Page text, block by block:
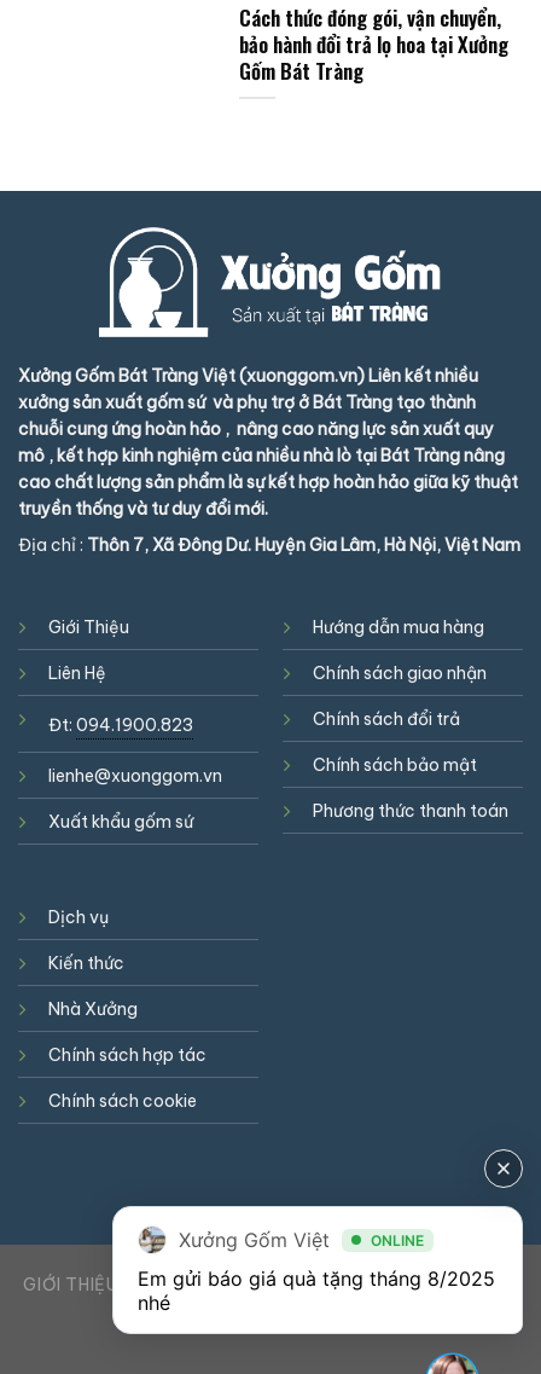
Cách thức đóng gói, vận chuyển,
bảo hành đổi trả lọ hoa tại Xưởng
Gốm Bát Tràng
Xưởng Gốm Bát Tràng Việt (xuonggom.vn) Liên kết nhiều
xưởng sản xuất gốm sứ và phụ trợ ở Bát Tràng tạo thành
chuỗi cung ứng hoàn hảo , nâng cao năng lực sản xuất quy
mô , kết hợp kinh nghiệm của nhiều nhà lò tại Bát Tràng nâng
cao chất lượng sản phẩm là sự kết hợp hoàn hảo giữa kỹ thuật
truyền thống và tư duy đổi mới.
Địa chỉ : Thôn 7, Xã Đông Dư. Huyện Gia Lâm, Hà Nội, Việt Nam
Giới Thiệu
Liên Hệ
Đt: 094.1900.823
lienhe@xuonggom.vn
Xuất khẩu gốm sứ
Hướng dẫn mua hàng
Chính sách giao nhận
Chính sách đổi trả
Chính sách bảo mật
Phương thức thanh toán
Dịch vụ
Kiến thức
Nhà Xưởng
Chính sách hợp tác
Chính sách cookie
GIỚI THIỆU DỊCH VỤ KIẾN THỨC LIÊN HỆ 0941900823
Xưởng Gốm Việt ONLINE
Em gửi báo giá quà tặng tháng 8/2025
nhé